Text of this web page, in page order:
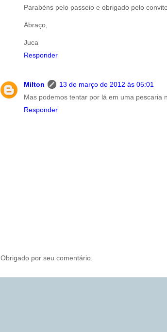
Parabéns pelo passeio e obrigado pelo
Abraço,
Juca
Responder
Milton
13 de março de 2012 às 05:01
Mas podemos tentar por lá em uma pescaria
Responder
Obrigado por seu comentário.